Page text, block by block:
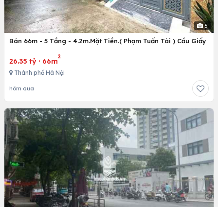
5
Bán 66m - 5 Tầng - 4.2m.Mặt Tiền.( Phạm Tuấn Tài ) Cầu Giấy
26.35 tỷ · 66m
2
Thành phố Hà Nội
hôm qua